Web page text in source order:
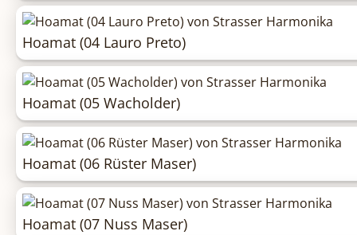
Hoamat (04 Lauro Preto)
Hoamat (05 Wacholder)
Hoamat (06 Rüster Maser)
Hoamat (07 Nuss Maser)